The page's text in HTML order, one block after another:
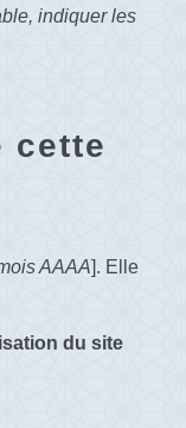
indiquer les
cette
AAAA]. Elle
du site